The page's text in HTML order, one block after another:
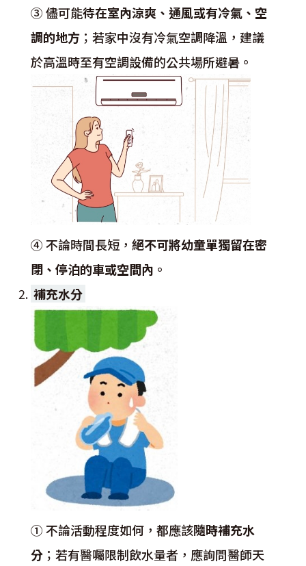
③ 儘可能待在室內涼爽、通風或有冷氣、空
調的地方 ；若家中沒有冷氣空調降溫，建議
於高溫時至有空調設備的公共場所避暑。
④ 不論時間長短， 絕不可將幼童單獨留在密
閉、停泊的車或空間內 。
補充水分
① 不論活動程度如何，都應該隨時補充水
分 ；若有醫囑限制飲水量者，應詢問醫師天